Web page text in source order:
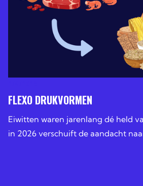
FLEXO DRUKVORMEN
Eiwitten waren jarenlang dé held
in 2026 verschuift de aandacht